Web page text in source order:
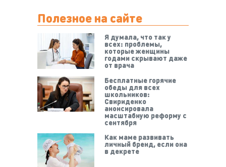
Полезное на сайте
Я думала, что так у
всех: проблемы,
которые женщины
годами скрывают даже
от врача
Бесплатные горячие
обеды для всех
школьников:
Свириденко
анонсировала
масштабную реформу с
сентября
Как маме развивать
личный бренд, если она
в декрете